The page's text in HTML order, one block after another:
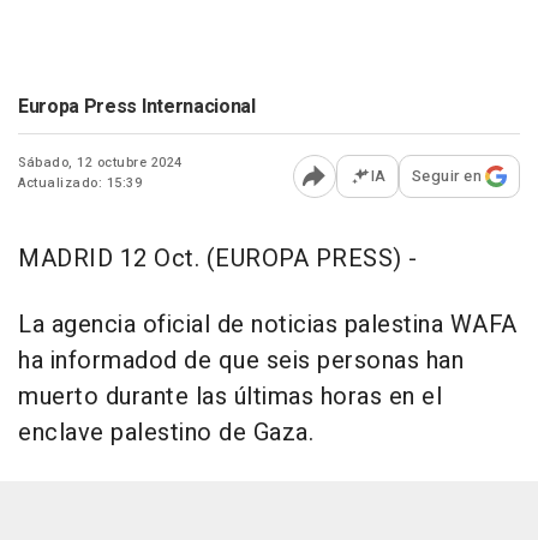
Europa Press Internacional
Sábado, 12 octubre 2024
Actualizado: 15:39
Abrir opciones para
IA Seguir en
MADRID 12 Oct. (EUROPA PRESS) -
La agencia oficial de noticias palestina WAFA
ha informadod de que seis personas han
muerto durante las últimas horas en el
enclave palestino de Gaza.